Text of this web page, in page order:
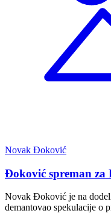
Novak Đoković
Đoković spreman za
Novak Đoković je na
demantovao spekulacije o